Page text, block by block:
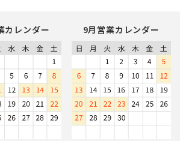
カレンダー 9月営業カレンダー